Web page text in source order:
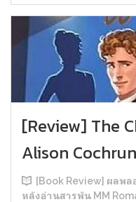
[Review] The
Alison Cochrun
[Book Review] ผลพ
หลังอ่านสารพัน MM